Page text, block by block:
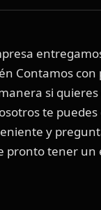
Contamos con
si
te
y
pronto tener un